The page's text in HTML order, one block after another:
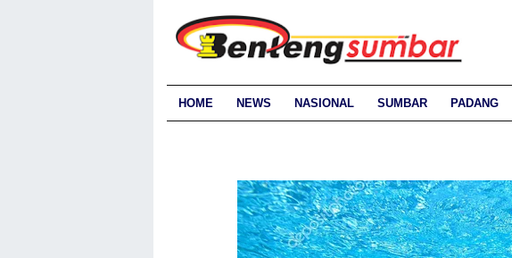
HOME NEWS NASIONAL SUMBAR PADANG